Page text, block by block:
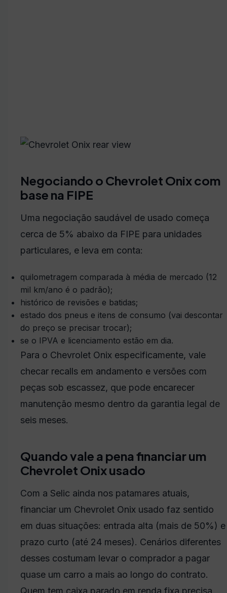
Negociando o Chevrolet Onix com
base na FIPE
Uma negociação saudável de usado começa
cerca de 5% abaixo da FIPE para unidades
particulares, e leva em conta:
quilometragem comparada à média de mercado (12
mil km/ano é o padrão);
histórico de revisões e batidas;
estado dos pneus e itens de consumo (vai descontar
do preço se precisar trocar);
se o IPVA e licenciamento estão em dia.
Para o Chevrolet Onix especificamente, vale
checar recalls em andamento e versões com
peças sob escassez, que pode encarecer
manutenção mesmo dentro da garantia legal de
seis meses.
Quando vale a pena financiar um
Chevrolet Onix usado
Com a Selic ainda nos patamares atuais,
financiar um Chevrolet Onix usado faz sentido
em duas situações: entrada alta (mais de 50%) e
prazo curto (até 24 meses). Cenários diferentes
desses costumam levar o comprador a pagar
quase um carro a mais ao longo do contrato.
Quem tem caixa parado em renda fixa precisa